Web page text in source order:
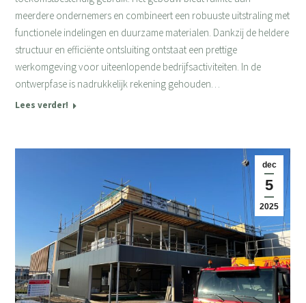
meerdere ondernemers en combineert een robuuste uitstraling met
functionele indelingen en duurzame materialen. Dankzij de heldere
structuur en efficiënte ontsluiting ontstaat een prettige
werkomgeving voor uiteenlopende bedrijfsactiviteiten. In de
ontwerpfase is nadrukkelijk rekening gehouden…
Lees verder!
dec
5
2025